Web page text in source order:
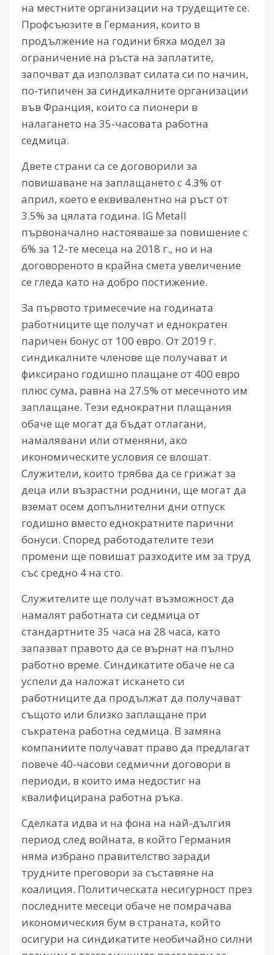
на местните организации на трудещите се.
Профсъюзите в Германия, които в
продължение на години бяха модел за
ограничение на ръста на заплатите,
започват да използват силата си по начин,
по-типичен за синдикалните организации
във Франция, които са пионери в
налагането на 35-часовата работна
седмица.
Двете страни са се договорили за
повишаване на заплащането с 4.3% от
април, което е еквивалентно на ръст от
3.5% за цялата година. IG Metall
първоначално настояваше за повишение с
6% за 12-те месеца на 2018 г., но и на
договореното в крайна смета увеличение
се гледа като на добро постижение.
За първото тримесечие на годината
работниците ще получат и еднократен
паричен бонус от 100 евро. От 2019 г.
синдикалните членове ще получават и
фиксирано годишно плащане от 400 евро
плюс сума, равна на 27.5% от месечното им
заплащане. Тези еднократни плащания
обаче ще могат да бъдат отлагани,
намалявани или отменяни, ако
икономическите условия се влошат.
Служители, които трябва да се грижат за
деца или възрастни роднини, ще могат да
вземат осем допълнителни дни отпуск
годишно вместо еднократните парични
бонуси. Според работодателите тези
промени ще повишат разходите им за труд
със средно 4 на сто.
Служителите ще получат възможност да
намалят работната си седмица от
стандартните 35 часа на 28 часа, като
запазват правото да се върнат на пълно
работно време. Синдикатите обаче не са
успели да наложат искането си
работниците да продължат да получават
същото или близко заплащане при
съкратена работна седмица. В замяна
компаниите получават право да предлагат
повече 40-часови седмични договори в
периоди, в които има недостиг на
квалифицирана работна ръка.
Сделката идва и на фона на най-дългия
период след войната, в който Германия
няма избрано правителство заради
трудните преговори за съставяне на
коалиция. Политическата несигурност през
последните месеци обаче не помрачава
икономическия бум в страната, който
осигури на синдикатите необичайно силни